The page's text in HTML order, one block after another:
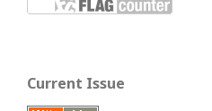
Current Issue